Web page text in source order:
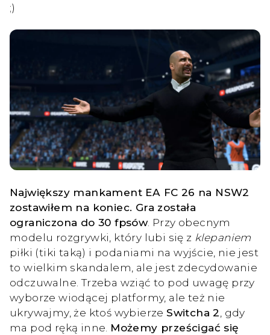
;)
Największy mankament EA FC 26 na NSW2
zostawiłem na koniec. Gra została
ograniczona do 30 fpsów. Przy obecnym
modelu rozgrywki, który lubi się z klepaniem
piłki (tiki taką) i podaniami na wyjście, nie jest
to wielkim skandalem, ale jest zdecydowanie
odczuwalne. Trzeba wziąć to pod uwagę przy
wyborze wiodącej platformy, ale też nie
ukrywajmy, że ktoś wybierzeSwitcha 2 , gdy
ma pod ręką inne. Możemy prześcigać się